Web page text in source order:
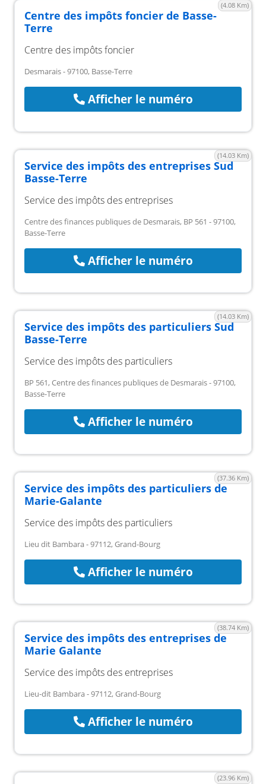
(4.08 Km)
Centre des impôts foncier de Basse-
Terre
Centre des impôts foncier
Desmarais - 97100, Basse-Terre
Afficher le numéro
(14.03 Km)
Service des impôts des entreprises Sud
Basse-Terre
Service des impôts des entreprises
Centre des finances publiques de Desmarais, BP 561 - 97100,
Basse-Terre
Afficher le numéro
(14.03 Km)
Service des impôts des particuliers Sud
Basse-Terre
Service des impôts des particuliers
BP 561, Centre des finances publiques de Desmarais - 97100,
Basse-Terre
Afficher le numéro
(37.36 Km)
Service des impôts des particuliers de
Marie-Galante
Service des impôts des particuliers
Lieu dit Bambara - 97112, Grand-Bourg
Afficher le numéro
(38.74 Km)
Service des impôts des entreprises de
Marie Galante
Service des impôts des entreprises
Lieu-dit Bambara - 97112, Grand-Bourg
Afficher le numéro
(23.96 Km)